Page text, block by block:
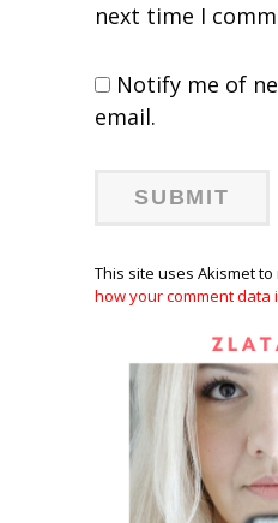
next time I
Notify me of
email.
This site uses Akismet
how your comment data